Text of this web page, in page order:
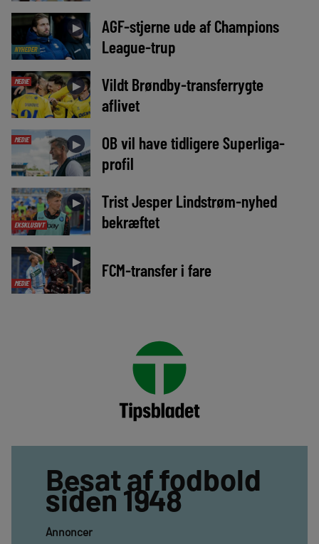
NYHEDER
►
AGF-stjerne ude af Champions
League-trup
MEDIE ►
Vildt Brøndby-transferrygte
aflivet
MEDIE ►
OB vil have tidligere Superliga-
profil
EKSKLUSIVT
►
Trist Jesper Lindstrøm-nyhed
bekræftet
MEDIE
► FCM-transfer i fare
Besat af fodbold
siden 1948
Annoncer